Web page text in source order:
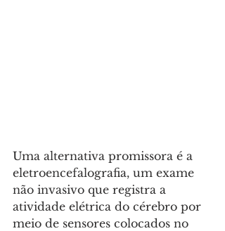
Uma alternativa promissora é a
eletroencefalografia, um exame
não invasivo que registra a
atividade elétrica do cérebro por
meio de sensores colocados no